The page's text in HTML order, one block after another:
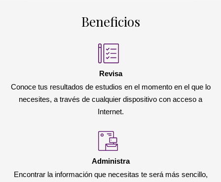
Beneficios
Revisa
Conoce tus resultados de estudios en el momento en el que lo
necesites, a través de cualquier dispositivo con acceso a
Internet.
Administra
Encontrar la información que necesitas te será más sencillo,